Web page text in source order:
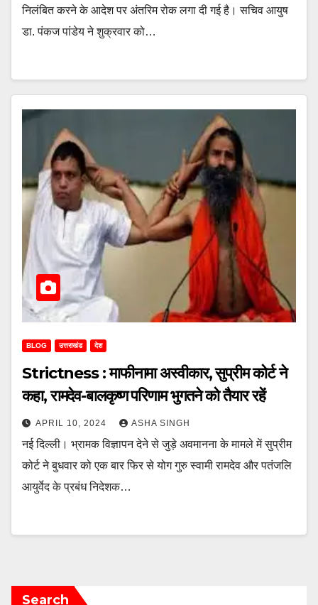
निलंबित करने के आदेश पर अंतरिम रोक लगा दी गई है। सचिव आयुष
डा. पंकज पांडेय ने शुक्रवार को…
BLOG उत्तराखंड देश
Strictness : माफीनामा अस्वीकार, सुप्रीम कोर्ट ने
कहा, रामदेव-बालकृष्ण परिणाम भुगतने को तैयार रहें
APRIL 10, 2024 ASHA SINGH
नई दिल्ली। भ्रामक विज्ञापन देने से जुड़े अवमानना के मामले में सुप्रीम
कोर्ट ने बुधवार को एक बार फिर से योग गुरु स्वामी रामदेव और पतंजलि
आयुर्वेद के प्रबंध निदेशक…
Search